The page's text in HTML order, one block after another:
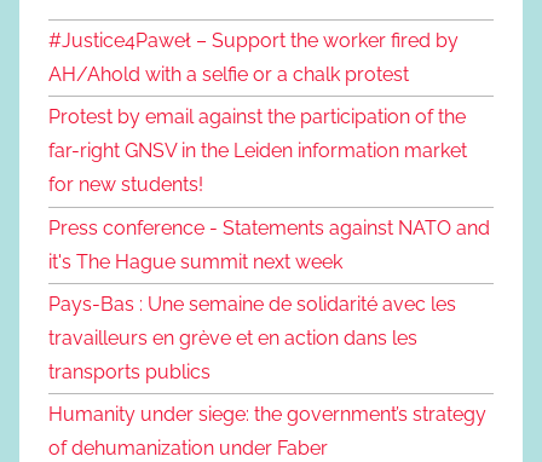
#Justice4Paweł – Support the worker fired by
AH/Ahold with a selfie or a chalk protest
Protest by email against the participation of the
far-right GNSV in the Leiden information market
for new students!
Press conference - Statements against NATO and
it's The Hague summit next week
Pays-Bas : Une semaine de solidarité avec les
travailleurs en grève et en action dans les
transports publics
Humanity under siege: the government’s strategy
of dehumanization under Faber